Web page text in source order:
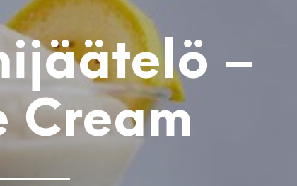
–
Cream